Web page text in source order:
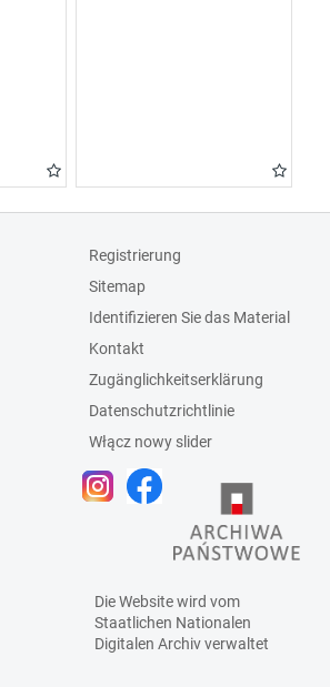
Registrierung
Sitemap
Identifizieren Sie das Material
Kontakt
Zugänglichkeitserklärung
Datenschutzrichtlinie
Włącz nowy slider
Die Website wird vom
Staatlichen Nationalen
Digitalen Archivverwaltet